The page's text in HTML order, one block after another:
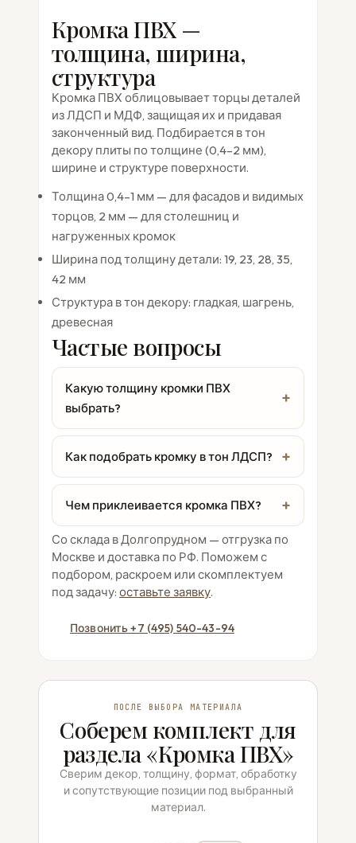
Кромка ПВХ —
толщина, ширина,
структура
Кромка ПВХ облицовывает торцы деталей
из ЛДСП и МДФ, защищая их и придавая
законченный вид. Подбирается в тон
декору плиты по толщине (0,4–2 мм),
ширине и структуре поверхности.
Толщина 0,4–1 мм — для фасадов и видимых
торцов, 2 мм — для столешниц и
нагруженных кромок
Ширина под толщину детали: 19, 23, 28, 35,
42 мм
Структура в тон декору: гладкая, шагрень,
древесная
Частые вопросы
Какую толщину кромки ПВХ
выбрать?
Как подобрать кромку в тон ЛДСП?
Чем приклеивается кромка ПВХ?
Со склада в Долгопрудном — отгрузка по
Москве и доставка по РФ. Поможем с
подбором, раскроем или скомплектуем
под задачу: оставьте заявку.
Позвонить +7 (495) 540-43-94
ПОСЛЕ ВЫБОРА МАТЕРИАЛА
Соберем комплект для
раздела «Кромка ПВХ»
Сверим декор, толщину, формат, обработку
и сопутствующие позиции под выбранный
материал.